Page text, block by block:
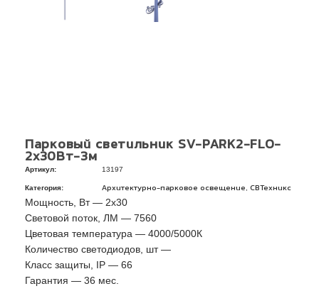
Парковый светильник SV-PARK2-FLO-
2х30Вт-3м
Артикул: 13197
Категория: Архитектурно-парковое освещение СВТехникс
Мощность, Вт — 2х30
Световой поток, ЛМ — 7560
Цветовая температура — 4000/5000К
Количество светодиодов, шт —
Класс защиты, IP — 66
Гарантия — 36 мес.